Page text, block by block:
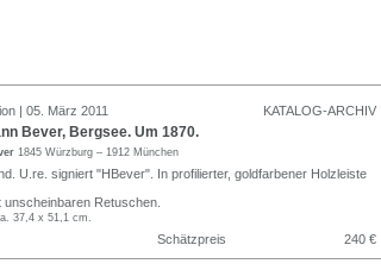
| 05. März 2011 KATALOG-ARCHIV
Bever, Bergsee. Um 1870.
1845 Würzburg – 1912 München
U.re. signiert "HBever". In profilierter, goldfarbener Holzleiste
unscheinbaren Retuschen.
37,4 x 51,1 cm.
Schätzpreis 240 €